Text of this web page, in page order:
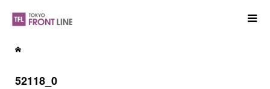
52118_0